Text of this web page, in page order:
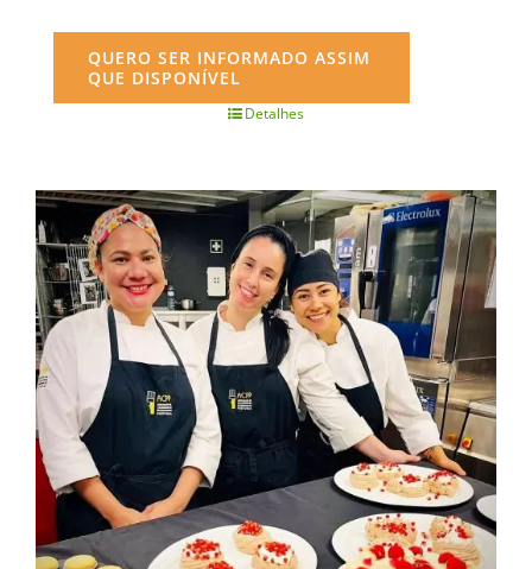
QUERO SER INFORMADO ASSIM
QUE DISPONÍVEL
Detalhes